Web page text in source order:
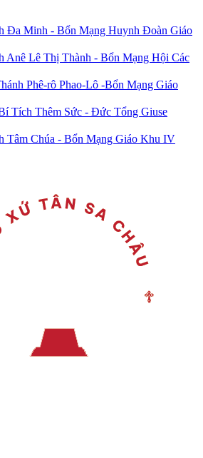
Đa Minh - Bổn Mạng Huynh Đoàn Giáo
Anê Lê Thị Thành - Bổn Mạng Hội Các
Phê-rô Phao-Lô -Bổn Mạng Giáo
Tích Thêm Sức - Đức Tổng Giuse
Tâm Chúa - Bổn Mạng Giáo Khu IV